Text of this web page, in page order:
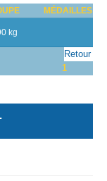
MÉDAILLES
kg
1
Retour